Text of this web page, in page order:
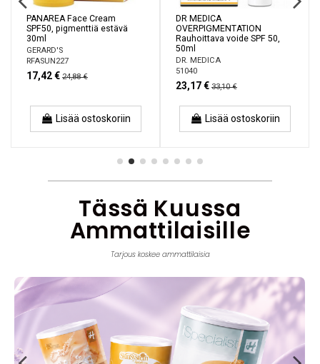
PANAREA Face Cream
SPF50, pigmenttiä estävä
30ml
GERARD'S
RFASUN227
17,42 € 24,88 €
Lisää ostoskoriin
DR MEDICA
OVERPIGMENTATION
Rauhoittava voide SPF 50,
50ml
DR. MEDICA
51040
23,17 € 33,10 €
Lisää ostoskoriin
Tässä Kuussa
Ammattilaisille
Tarjous koskee ammattilaisia